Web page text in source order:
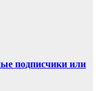
подписчики или